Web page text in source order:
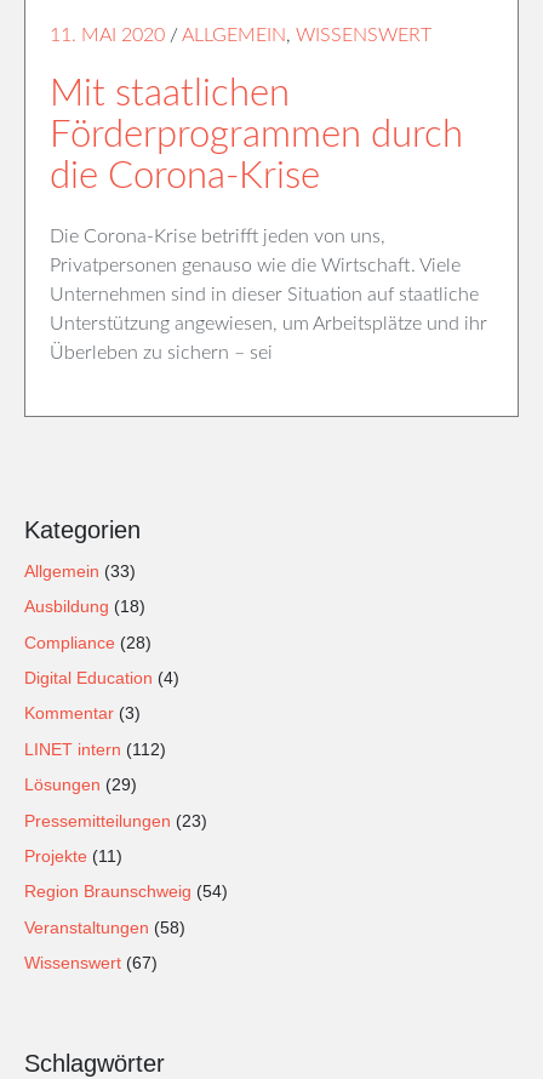
11. MAI 2020 /ALLGEMEIN, WISSENSWERT
Mit staatlichen
Förderprogrammen durch
die Corona-Krise
Die Corona-Krise betrifft jeden von uns,
Privatpersonen genauso wie die Wirtschaft. Viele
Unternehmen sind in dieser Situation auf staatliche
Unterstützung angewiesen, um Arbeitsplätze und ihr
Überleben zu sichern – sei
Kategorien
Allgemein (33)
Ausbildung (18)
Compliance (28)
Digital Education (4)
Kommentar (3)
LINET intern (112)
Lösungen (29)
Pressemitteilungen (23)
Projekte (11)
Region Braunschweig (54)
Veranstaltungen (58)
Wissenswert (67)
Schlagwörter